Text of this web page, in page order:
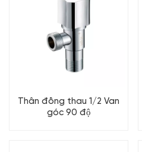
Thân đồng thau 1/2 Van
góc 90 độ